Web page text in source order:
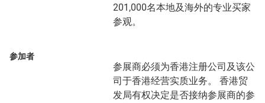
201,000名本地及海外的专业买家
参观。
参加者
参展商必须为香港注册公司及该公
司于香港经营实质业务。 香港贸
发局有权决定是否接纳参展商的参